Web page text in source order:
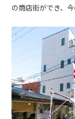
の商店街ができ、